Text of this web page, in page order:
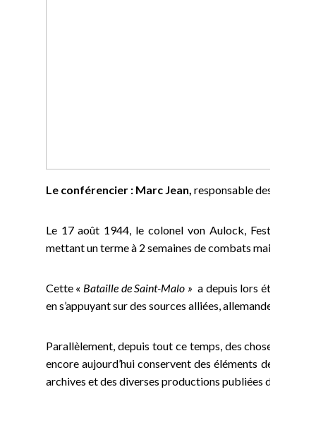
Le conférencier : Marc Jean, responsable des
Le 17 août 1944, le colonel von Aulock,
mettant un terme à 2 semaines de combats mais aussi à
Cette « Bataille de Saint-Malo » a depuis lors été
en s’appuyant sur des sources alliées, allemandes et
Parallèlement, depuis tout ce temps, des choses ont
encore aujourd’hui conservent des éléments de vérité.
archives et des diverses productions publiées depuis